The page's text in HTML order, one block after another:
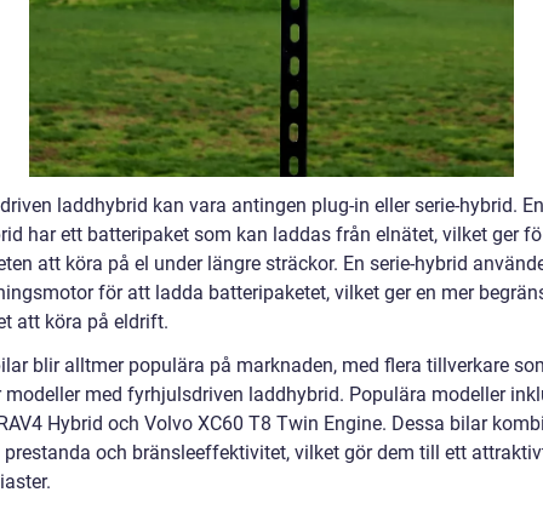
laddhybrid kan vara antingen plug-in eller serie-hybrid.
har ett batteripaket som kan laddas från elnätet, vilket ger
att köra på el under längre sträckor. En serie-hybrid
för att ladda batteripaketet, vilket ger en mer
att köra på eldrift.
blir alltmer populära på marknaden, med flera tillverkare
modeller med fyrhjulsdriven laddhybrid. Populära modeller
Hybrid och Volvo XC60 T8 Twin Engine. Dessa bilar
och bränsleeffektivitet, vilket gör dem till ett